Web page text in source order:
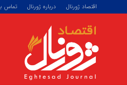
اقتصاد ژورنال درباره ژورنال تماس